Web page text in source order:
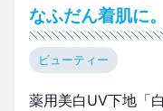
なふだん着肌に。
ビューティー
薬用美白UV下地「